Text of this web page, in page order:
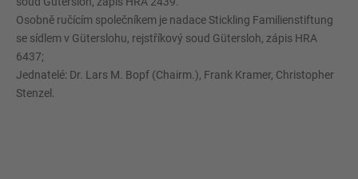
Osobně ručícím společníkem je nadace Stickling Familienstiftung
se sídlem v Güterslohu, rejstříkový soud Gütersloh, zápis HRA
6437;
Jednatelé: Dr. Lars M. Bopf (Chairm.), Frank Kramer, Christopher
Stenzel.